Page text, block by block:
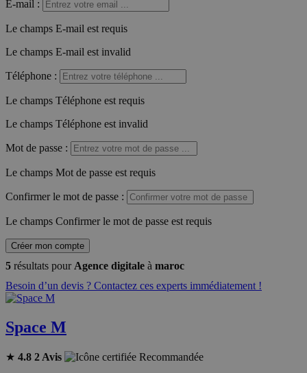
E-mail :
Le champs E-mail est requis
Le champs E-mail est invalid
Téléphone :
Le champs Téléphone est requis
Le champs Téléphone est invalid
Mot de passe :
Le champs Mot de passe est requis
Confirmer le mot de passe :
Le champs Confirmer le mot de passe est requis
Créer mon compte
5 résultats pour Agence digitale à maroc
Besoin d’un devis ? Contactez ces experts immédiatement !
Space M
★ 4.8 2 Avis
Recommandée